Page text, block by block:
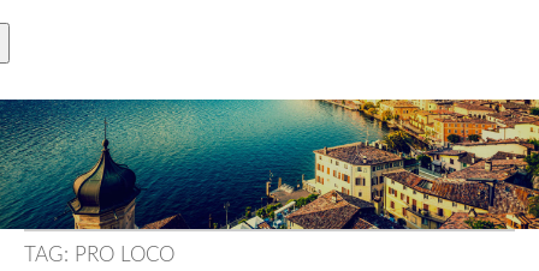
TAG: PRO LOCO